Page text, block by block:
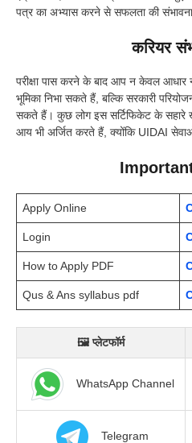
पत्र का अभ्यास करने से सफलता की
करियर
परीक्षा पास करने के बाद आप न केवल आधार
भूमिका निभा सकते हैं, बल्कि सरकारी
सकते हैं। कुछ लोग इस सर्टिफिकेट के
आय भी अर्जित करते हैं, क्योंकि UIDAI
Apply Online
Login
How to Apply PDF
Qus & Ans syllabus pdf
🖼 प्लेटफॉर्म
WhatsApp Channel
Telegram